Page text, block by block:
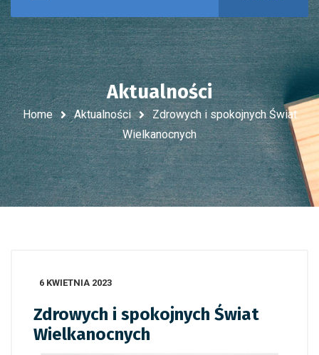
Aktualności
Home Aktualności
Zdrowych i spokojnych Świat
Wielkanocnych
6 KWIETNIA 2023
Zdrowych i spokojnych Świat
Wielkanocnych